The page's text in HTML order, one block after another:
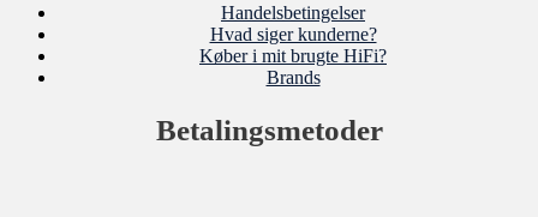
Handelsbetingelser
Hvad siger kunderne?
Køber i mit brugte HiFi?
Brands
Betalingsmetoder